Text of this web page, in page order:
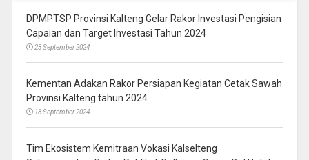
DPMPTSP Provinsi Kalteng Gelar Rakor Investasi Pengisian
Capaian dan Target Investasi Tahun 2024
23 September 2024
Kementan Adakan Rakor Persiapan Kegiatan Cetak Sawah
Provinsi Kalteng tahun 2024
18 September 2024
Tim Ekosistem Kemitraan Vokasi Kalselteng